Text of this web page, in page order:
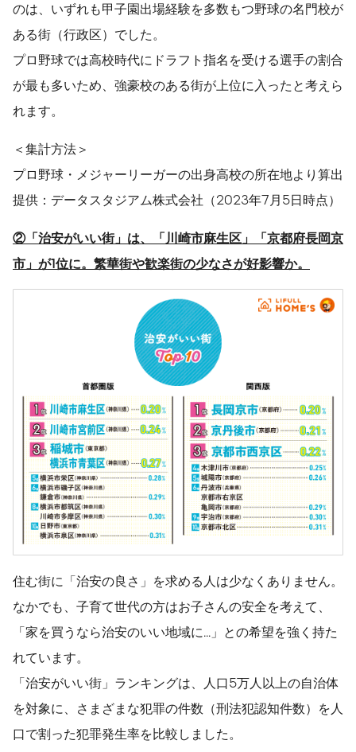
のは、いずれも甲子園出場経験を多数もつ野球の名門校が
ある街（行政区）でした。
プロ野球では高校時代にドラフト指名を受ける選手の割合
が最も多いため、強豪校のある街が上位に入ったと考えら
れます。
＜集計方法＞
プロ野球・メジャーリーガーの出身高校の所在地より算出
提供：データスタジアム株式会社（2023年7月5日時点）
②「治安がいい街」は、「川崎市麻生区」「京都府長岡京
市」が1位に。繁華街や歓楽街の少なさが好影響か。
住む街に「治安の良さ」を求める人は少なくありません。
なかでも、子育て世代の方はお子さんの安全を考えて、
「家を買うなら治安のいい地域に...」との希望を強く持た
れています。
「治安がいい街」ランキングは、人口5万人以上の自治体
を対象に、さまざまな犯罪の件数（刑法犯認知件数）を人
口で割った犯罪発生率を比較しました。